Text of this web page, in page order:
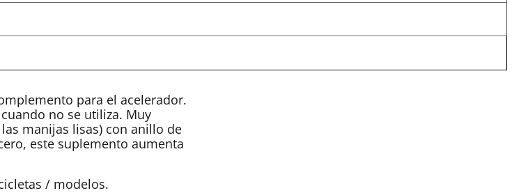
para el acelerador.
no se utiliza. Muy
manijas lisas) con anillo de
este suplemento aumenta
/ modelos.